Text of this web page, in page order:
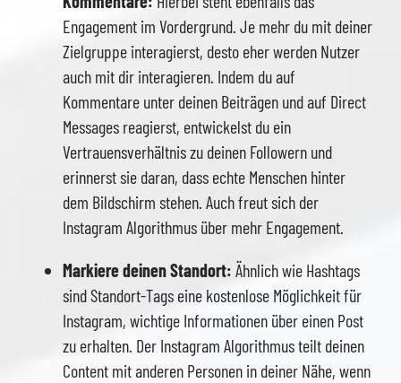
Engagement im Vordergrund. Je mehr du mit deiner
Zielgruppe interagierst, desto eher werden Nutzer
auch mit dir interagieren. Indem du auf
Kommentare unter deinen Beiträgen und auf Direct
Messages reagierst, entwickelst du ein
Vertrauensverhältnis zu deinen Followern und
erinnerst sie daran, dass echte Menschen hinter
dem Bildschirm stehen. Auch freut sich der
Instagram Algorithmus über mehr Engagement.
Markiere deinen Standort: Ähnlich wie Hashtags
sind Standort-Tags eine kostenlose Möglichkeit für
Instagram, wichtige Informationen über einen Post
zu erhalten. Der Instagram Algorithmus teilt deinen
Content mit anderen Personen in deiner Nähe, wenn